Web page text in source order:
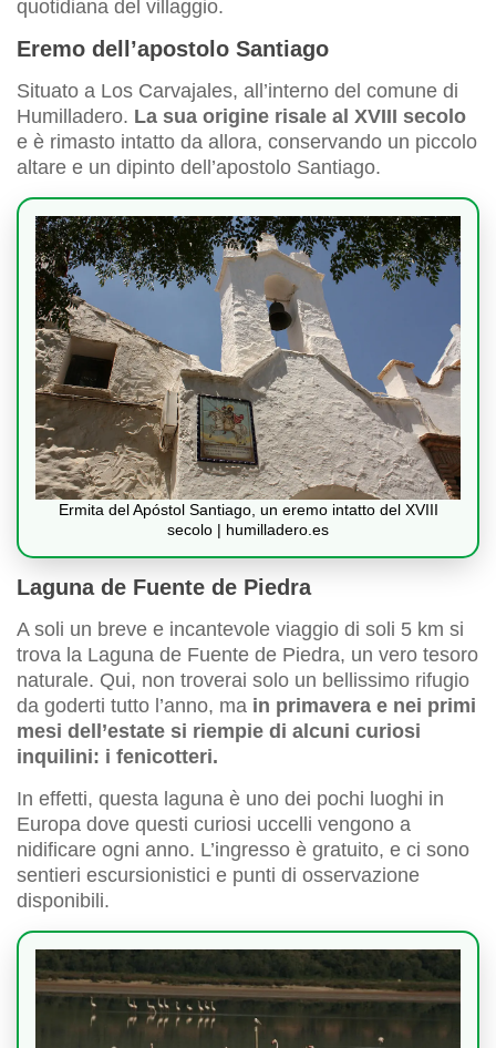
quotidiana del villaggio.
Eremo dell’apostolo Santiago
Situato a Los Carvajales, all’interno del comune di
Humilladero. La sua origine risale al XVIII secolo
e è rimasto intatto da allora, conservando un piccolo
altare e un dipinto dell’apostolo Santiago.
Ermita del Apóstol Santiago, un eremo intatto del XVIII
secolo | humilladero.es
Laguna de Fuente de Piedra
A soli un breve e incantevole viaggio di soli 5 km si
trova la Laguna de Fuente de Piedra, un vero tesoro
naturale. Qui, non troverai solo un bellissimo rifugio
da goderti tutto l’anno, ma in primavera e nei primi
mesi dell’estate si riempie di alcuni curiosi
inquilini: i fenicotteri.
In effetti, questa laguna è uno dei pochi luoghi in
Europa dove questi curiosi uccelli vengono a
nidificare ogni anno. L’ingresso è gratuito, e ci sono
sentieri escursionistici e punti di osservazione
disponibili.